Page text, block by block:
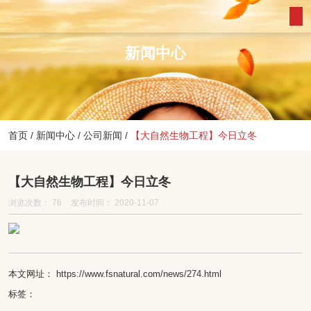
新闻中心
首页 / 新闻中心 / 公司新闻 / 【大自然生物工程】今日立冬
【大自然生物工程】今日立冬
浏览次数： 76 发布时间： 2020-11-07
本文网址： https://www.fsnatural.com/news/274.html
标签：